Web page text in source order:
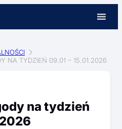
NA TYDZIEŃ 09.01 – 15.01.2026
na tydzień